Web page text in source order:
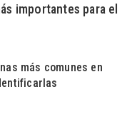
importantes para el
más comunes en